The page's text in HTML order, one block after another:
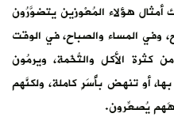
أمثال هؤلاء المُعْوزين يتضوَّرُون
وفي المساء والصباح، في الوقت
الأكل والتُّخَمة، ويرمُون
أو تنهض بأُسَرٍ كاملة، ولكنَّهم
يُصعِّرون.